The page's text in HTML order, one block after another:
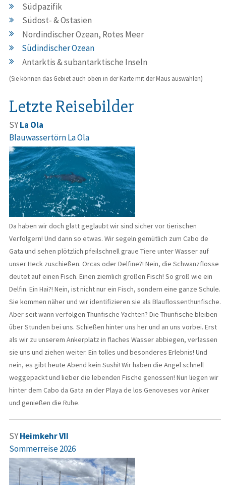
Südpazifik
Südost- & Ostasien
Nordindischer Ozean, Rotes Meer
Südindischer Ozean
Antarktis & subantarktische Inseln
(Sie können das Gebiet auch oben in der Karte mit der Maus auswählen)
Letzte Reisebilder
SYLa Ola
Blauwassertörn La Ola
Da haben wir doch glatt geglaubt wir sind sicher vor tierischen
Verfolgern! Und dann so etwas. Wir segeln gemütlich zum Cabo de
Gata und sehen plötzlich pfeilschnell graue Tiere unter Wasser auf
unser Heck zuschießen. Orcas oder Delfine?! Nein, die Schwanzflosse
deutet auf einen Fisch. Einen ziemlich großen Fisch! So groß wie ein
Delfin. Ein Hai?! Nein, ist nicht nur ein Fisch, sondern eine ganze Schule.
Sie kommen näher und wir identifizieren sie als Blauflossenthunfische.
Aber seit wann verfolgen Thunfische Yachten? Die Thunfische bleiben
über Stunden bei uns. Schießen hinter uns her und an uns vorbei. Erst
als wir zu unserem Ankerplatz in flaches Wasser abbiegen, verlassen
sie uns und ziehen weiter. Ein tolles und besonderes Erlebnis! Und
nein, es gibt heute Abend kein Sushi! Wir haben die Angel schnell
weggepackt und lieber die lebenden Fische genossen! Nun liegen wir
hinter dem Cabo da Gata an der Playa de los Genoveses vor Anker
und genießen die Ruhe.
SYHeimkehr VII
Sommerreise 2026